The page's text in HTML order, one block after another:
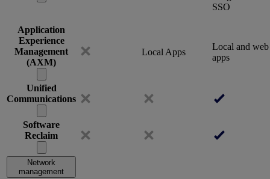
SSO
Application
Experience
Management
(AXM)
Local Apps
Local and web
apps
Unified
Communications
Software
Reclaim
Network
management